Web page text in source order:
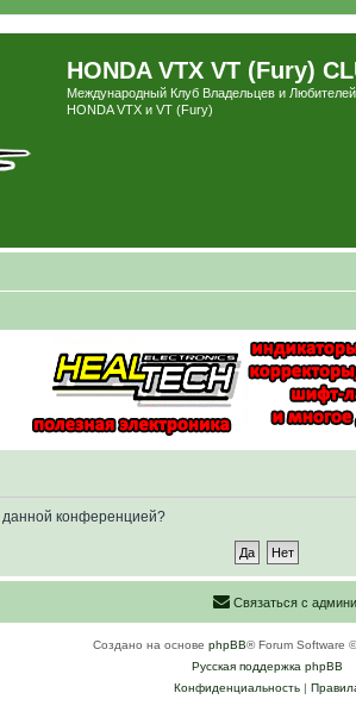
HONDA VTX VT (Fury)
Международный Клуб Владельцев и
HONDA VTX и VT (Fury)
данной конференцией?
Связаться с админи
Создано на основе phpBB® Forum Software
Русская поддержка phpBB
Конфиденциальность|